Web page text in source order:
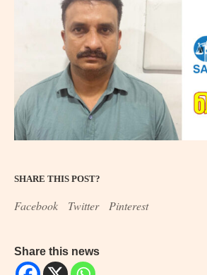
SHARE THIS POST?
Facebook Twitter Pinterest
Share this news